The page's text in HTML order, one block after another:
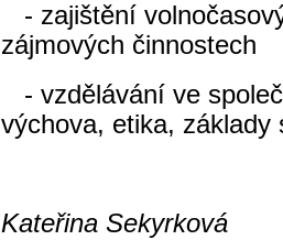
- zajištění
zájmových činnostech
- vzdělávání ve
výchova, etika, základy
Kateřina Sekyrková